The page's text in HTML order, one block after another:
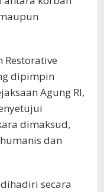
dipimpin
Agung RI,
dimaksud,
dan
secara